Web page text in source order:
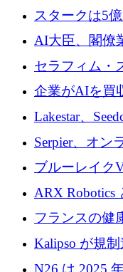
ユーロの取引
スタークは5
Funding
ブルクの大き
AI大臣、閣僚
セラフィム・
追いつきつつ
企業がAIを買
る人々が必要
Lakestar、
SE3 が自律シ
ームを発表
Serpier、オン
性向上を支援
ブルーレイク
導スタートア
ARX Robotics
を設立し、無
フランスの健
ユーロの資金
Kalipso が規
るために 320
N26 は 2025